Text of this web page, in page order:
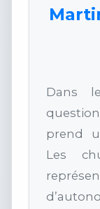
Dans
prend
Les